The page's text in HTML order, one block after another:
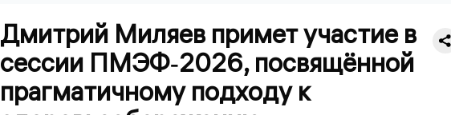
Дмитрий Миляев примет участие в
сессии ПМЭФ‑2026, посвящённой
прагматичному подходу к